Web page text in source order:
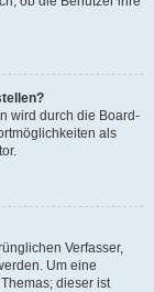
wird durch die Board-
als
Verfasser,
Um eine
dieser ist